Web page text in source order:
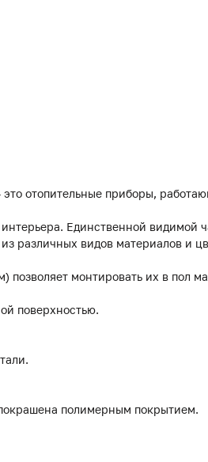
отопительные приборы,
Единственной видимой
различных видов материалов и
позволяет монтировать их в пол
поверхностью.
полимерным покрытием.